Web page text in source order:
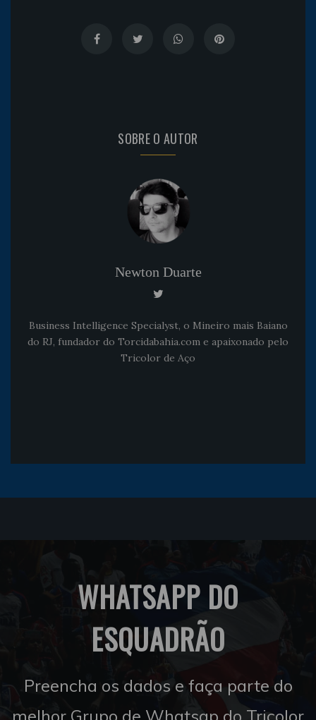
SOBRE O AUTOR
Newton Duarte
Business Intelligence Specialyst, o Mineiro mais Baiano
do RJ, fundador do Torcidabahia.com e apaixonado pelo
Tricolor de Aço
WHATSAPP DO
ESQUADRÃO
Preencha os dados e faça parte do
melhor Grupo de Whatsap do Tricolor